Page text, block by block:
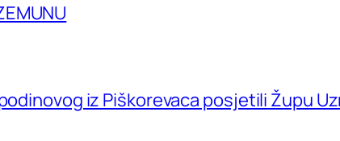
iz Piškorevaca posjetili Župu